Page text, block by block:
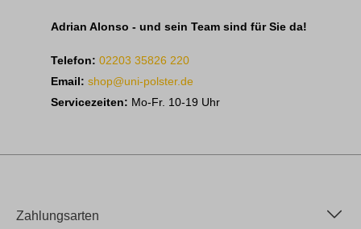
Adrian Alonso - und sein Team sind für Sie da!
Telefon: 02203 35826 220
Email: shop@uni-polster.de
Servicezeiten: Mo-Fr. 10-19 Uhr
Zahlungsarten